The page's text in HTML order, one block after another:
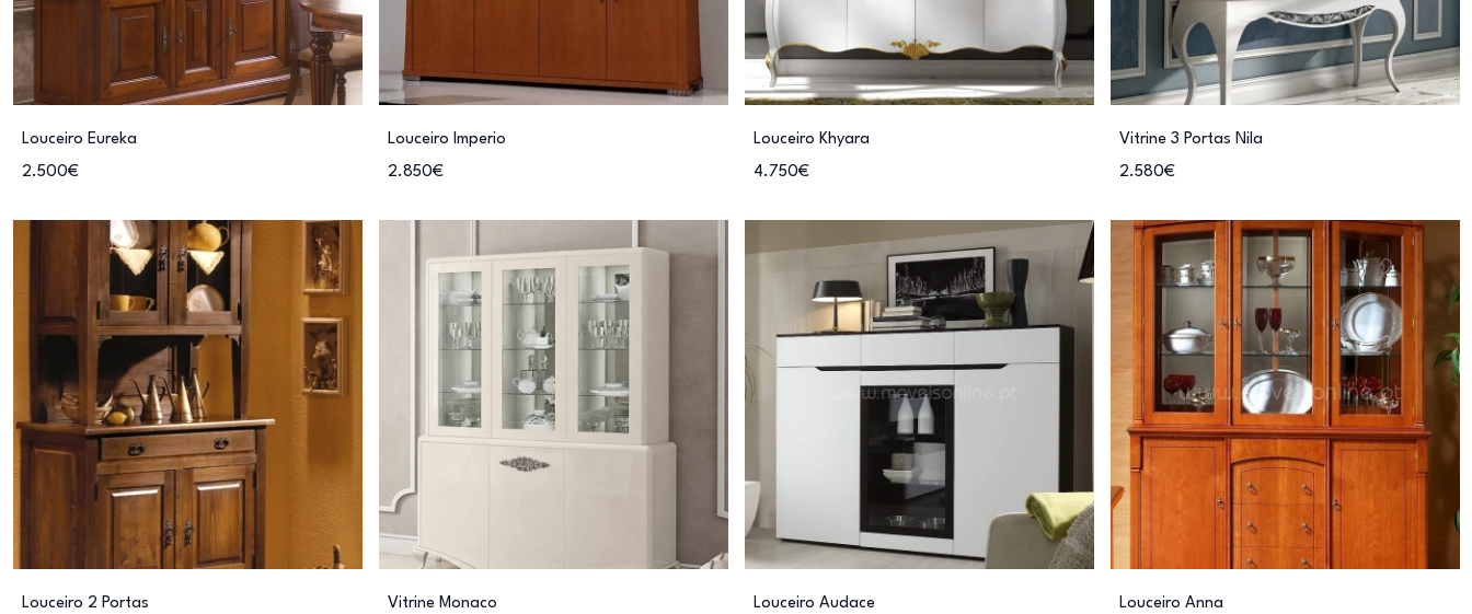
Louceiro Eureka
2.500€
Louceiro Imperio
2.850€
Louceiro Khyara
4.750€
Vitrine 3 Portas Nila
2.580€
Louceiro 2 Portas
Vitrine Monaco
Louceiro Audace
Louceiro Anna